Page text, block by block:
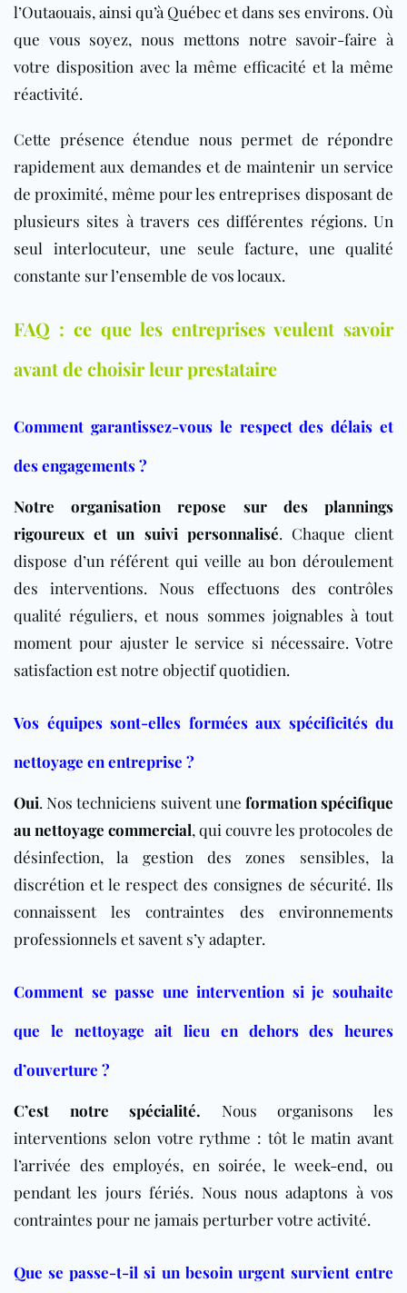
l’Outaouais, ainsi qu’à Québec et dans ses environs. Où
que vous soyez, nous mettons notre savoir-faire à
votre disposition avec la même efficacité et la même
réactivité.
Cette présence étendue nous permet de répondre
rapidement aux demandes et de maintenir un service
de proximité, même pour les entreprises disposant de
plusieurs sites à travers ces différentes régions. Un
seul interlocuteur, une seule facture, une qualité
constante sur l’ensemble de vos locaux.
FAQ : ce que les entreprises veulent savoir
avant de choisir leur prestataire
Comment garantissez-vous le respect des délais et
des engagements ?
Notre organisation repose sur des plannings
rigoureux et un suivi personnalisé. Chaque client
dispose d’un référent qui veille au bon déroulement
des interventions. Nous effectuons des contrôles
qualité réguliers, et nous sommes joignables à tout
moment pour ajuster le service si nécessaire. Votre
satisfaction est notre objectif quotidien.
Vos équipes sont-elles formées aux spécificités du
nettoyage en entreprise ?
Oui. Nos techniciens suivent une formation spécifique
au nettoyage commercial, qui couvre les protocoles de
désinfection, la gestion des zones sensibles, la
discrétion et le respect des consignes de sécurité. Ils
connaissent les contraintes des environnements
professionnels et savent s’y adapter.
Comment se passe une intervention si je souhaite
que le nettoyage ait lieu en dehors des heures
d’ouverture ?
C’est notre spécialité. Nous organisons les
interventions selon votre rythme : tôt le matin avant
l’arrivée des employés, en soirée, le week-end, ou
pendant les jours fériés. Nous nous adaptons à vos
contraintes pour ne jamais perturber votre activité.
Que se passe-t-il si un besoin urgent survient entre